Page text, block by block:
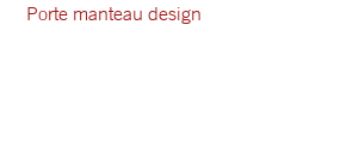
Porte manteau design